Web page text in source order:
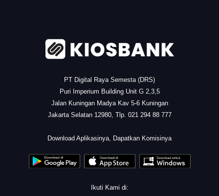
PT Digital Raya Semesta (DRS)
Puri Imperium Building Unit G 2,3,5
Jalan Kuningan Madya Kav 5-6 Kuningan
Jakarta Selatan 12980, Tlp. 021 294 88 777
Download Aplikasinya, Dapatkan Komisinya
Ikuti Kami di: